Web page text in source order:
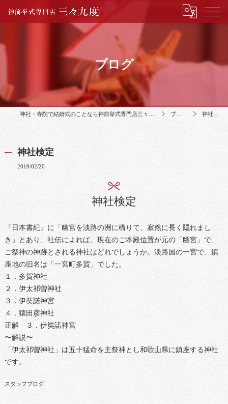
ブログ
ブログ 神社検定
神社検定
2019/02/20
神社検定
『日本書紀』に「幽宮を淡路の洲に構りて、寂然に長く隠れまし
き」とあり、社伝によれば、現在のご本殿位置が元の「幽宮」で、
ご祭神の神跡とされる神社はどれでしょうか。淡路国の一宮で、鎮
座地の旧名は「一宮町多賀」でした。
１．多賀神社
２．伊太祁曽神社
３．伊奘諾神宮
４．猿田彦神社
正解 ３．伊奘諾神宮
〜解説〜
「伊太祁曽神社」は五十猛命を主祭神とし和歌山県に鎮座する神社
です。
スタッフブログ